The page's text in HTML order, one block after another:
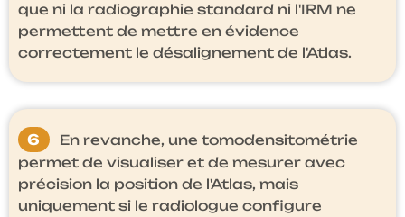
que ni la radiographie standard ni l'IRM ne
permettent de mettre en évidence
correctement le désalignement de l'Atlas.
6
En revanche, une tomodensitométrie
permet de visualiser et de mesurer avec
précision la position de l'Atlas, mais
uniquement si le radiologue configure